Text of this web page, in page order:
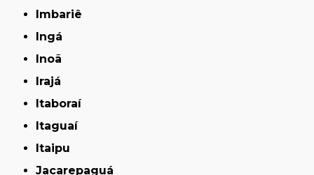
Imbariê
Ingá
Inoã
Irajá
Itaboraí
Itaguaí
Itaipu
Jacarepaguá